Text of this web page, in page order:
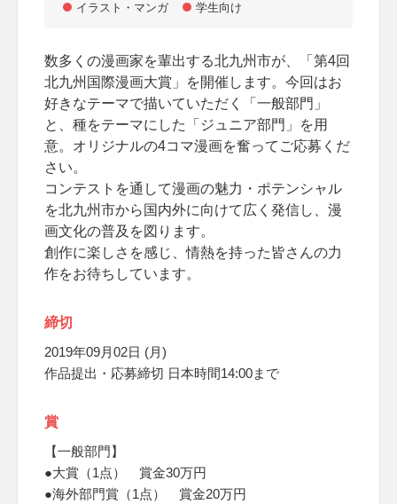
イラスト・マンガ 学生向け
数多くの漫画家を輩出する北九州市が、「第4回
北九州国際漫画大賞」を開催します。今回はお
好きなテーマで描いていただく「一般部門」
と、種をテーマにした「ジュニア部門」を用
意。オリジナルの4コマ漫画を奮ってご応募くだ
さい。
コンテストを通して漫画の魅力・ポテンシャル
を北九州市から国内外に向けて広く発信し、漫
画文化の普及を図ります。
創作に楽しさを感じ、情熱を持った皆さんの力
作をお待ちしています。
締切
2019年09月02日 (月)
作品提出・応募締切 日本時間14:00まで
賞
【一般部門】
●大賞（1点） 賞金30万円
●海外部門賞（1点） 賞金20万円